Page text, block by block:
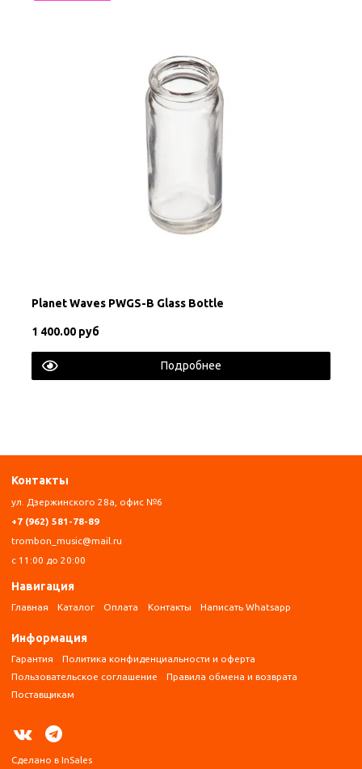
Planet Waves PWGS-B Glass Bottle
1 400.00 руб
Подробнее
Навигация
Главная Каталог Оплата Контакты Написать Whatsapp
Информация
Гарантия
Политика конфиденциальности и оферта
Пользовательское соглашение
Правила обмена и возврата
Поставщикам
Контакты
ул. Дзержинского 28а, офис №6
+7 (962) 581-78-89
trombon_music@mail.ru
с 11:00 до 20:00
Сделано в InSales